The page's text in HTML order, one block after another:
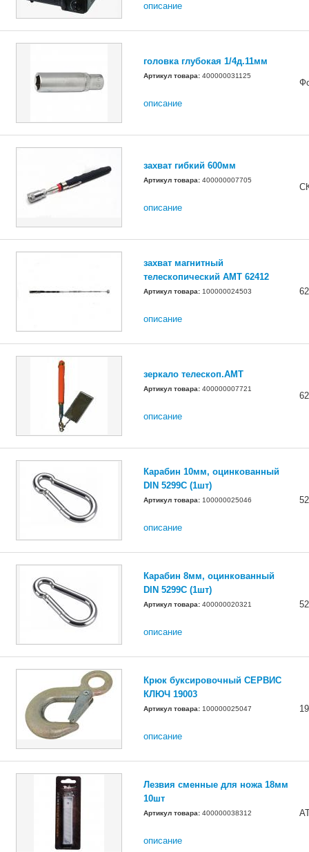
описание
головка глубокая 1/4д.11мм
Артикул товара: 400000031125
описание
захват гибкий 600мм
Артикул товара: 400000007705
описание
захват магнитный
телескопический AMT 62412
Артикул товара: 100000024503
описание
зеркало телескоп.AMT
Артикул товара: 400000007721
описание
Карабин 10мм, оцинкованный
DIN 5299C (1шт)
Артикул товара: 100000025046
описание
Карабин 8мм, оцинкованный
DIN 5299C (1шт)
Артикул товара: 400000020321
описание
Крюк буксировочный СЕРВИС
КЛЮЧ 19003
Артикул товара: 100000025047
описание
Лезвия сменные для ножа 18мм
10шт
Артикул товара: 400000038312
описание